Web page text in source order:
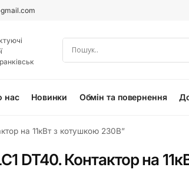
нас Новинки Обмін та повернення
на 11кВт з котушкою 230В”
DT40. Контактор на